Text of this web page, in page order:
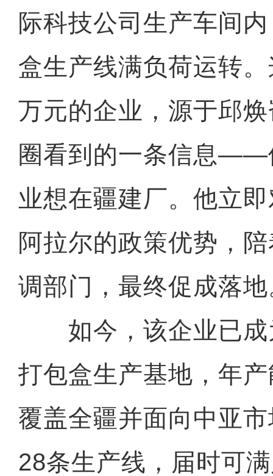
际科技公司生产车间
盒生产线满负荷运转
万元的企业，源于邱
圈看到的一条信息——
业想在疆建厂。他立
阿拉尔的政策优势，
调部门，最终促成落
如今，该企业已成
打包盒生产基地，年
覆盖全疆并面向中亚
28条生产线，届时可